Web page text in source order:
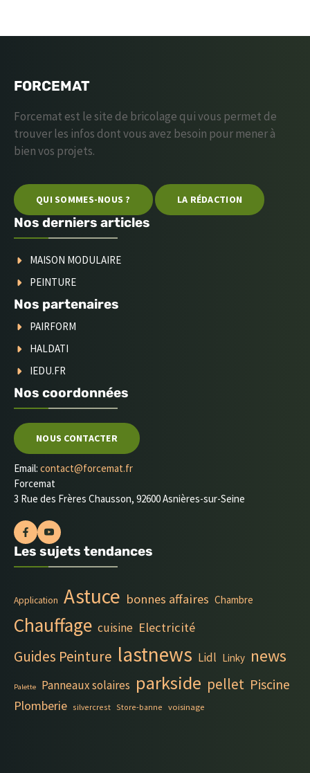
FORCEMAT
Forcemat est le site de bricolage qui vous permet de
trouver les infos dont vous avez besoin pour mener à
bien vos projets.
QUI SOMMES-NOUS ? LA RÉDACTION
Nos derniers articles
MAISON MODULAIRE
PEINTURE
Nos partenaires
PAIRFORM
HALDATI
IEDU.FR
Nos coordonnées
NOUS CONTACTER
Email: contact@forcemat.fr
Forcemat
3 Rue des Frères Chausson, 92600 Asnières-sur-Seine
Les sujets tendances
Application Astuce bonnes affaires Chambre
Chauffage cuisine Electricité
Guides Peinture lastnews Lidl Linky news
Palette Panneaux solaires parkside pellet Piscine
Plomberie silvercrest Store-banne voisinage